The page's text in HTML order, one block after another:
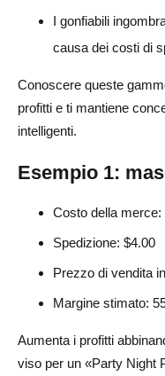
I gonfiabili
causa dei costi di
Conoscere queste
profitti e ti mantiene
intelligenti.
Esempio 1:
Costo della merce:
Spedizione: $4.00
Prezzo di vendita
Margine stimato:
Aumenta i profitti
viso per un «Party Night